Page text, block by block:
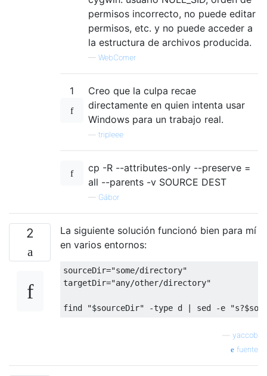
permisos incorrecto, no puede editar
permisos, etc. y no puede acceder a
la estructura de archivos producida.
— WebComer
1
Creo que la culpa recae
directamente en quien intenta usar
Windows para un trabajo real.
tripleee
cp -R --attributes-only --preserve =
all --parents -v SOURCE DEST
— Gábor
2
La siguiente solución funcionó bien para mí
en varios entornos:
sourceDir="some/directory"
targetDir="any/other/directory"
yaccob
fuente